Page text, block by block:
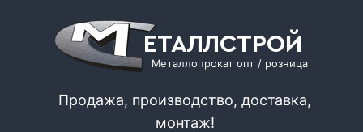
ЕТАЛЛСТРОЙ
Металлопрокат опт / розница
Продажа, производство, доставка,
монтаж!